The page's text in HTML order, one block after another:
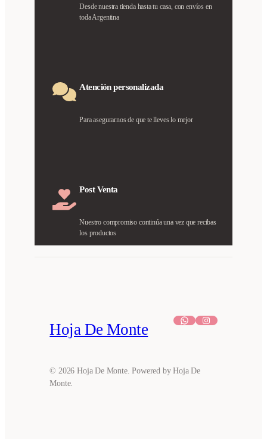
Desde nuestra tienda hasta tu casa, con envíos en
toda Argentina
Atención personalizada
Para asegurarnos de que te lleves lo mejor
Post Venta
Nuestro compromiso continúa una vez que recibas
los productos
Hoja De Monte
WhatsApp
Instagram
© 2026 Hoja De Monte. Powered by Hoja De
Monte.